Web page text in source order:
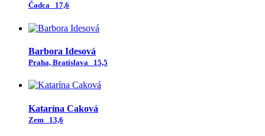
Čadca 17,6
Barbora Idesová
Praha, Bratislava 15,5
Katarína Caková
Zem 13,6